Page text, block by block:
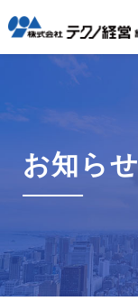
お知らせ